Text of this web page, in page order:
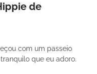
de
com um passeio
que eu adoro.